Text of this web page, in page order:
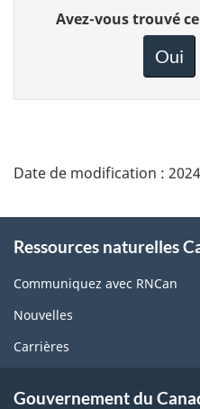
Donnez
votre
page
Avez-vous trouvé
Oui
Date de modification :
this
site
Ressources naturelles
Communiquez avec RNCan
Nouvelles
Carrières
Gouvernement du